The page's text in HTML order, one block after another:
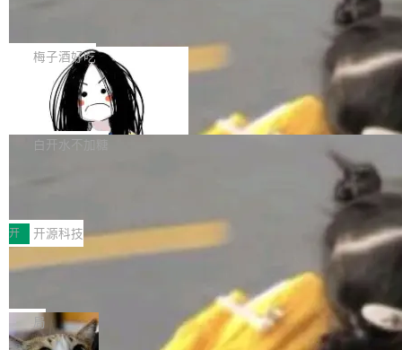
提交的编辑请求也长期处于待处理状态。 Groki
pedia 于去年底上线，定位为由人工智能生成内
容的百科平台，被马斯克视为传统众包百科网站
维基百科的替代方案。Lawfare 调查发现，无论
热门页面还是低关注度页面，均未出现近期更
是这样的：配 MessageSource 的 Bean、写 R
eloadableResourceBundleMessageSource、
声明 LocaleResolver、注册 LocaleChangeInt
erceptor…五六步之后才能看到第一行翻译文
本。 Solon 换了个方式。整个 i18n 模块围绕三
梅子酒好吃
Apache Doris 4.1 全面增强 Iceberg：
支持 UPDATE、MERGE INTO 与 Iceb
erg V3
Apache Doris 4.1 要补齐的，正是缺失的那一
半。在已有查询能力的基础上，Doris 进一步支
常维护操作，并完整支持 Iceberg V3 格式。
白开水不加糖
村国家自主创新示范区会议中心开幕。本届大会
由中关村智联软件服务业质量创新联盟主办，以
“智构可信·质创未来——AI原生时代的质量新范
式”为主题，直面AI从实验室走向规模化产业落地
的核心质量命题。会上，《2026智能研发生产力
工具选型手册》发布，Testin云测的Testin XAge
开 开源科技
让非法状态不可表示：一篇关于 ADT
有一种东西，一旦用过就回不去了。Alex Fedos
eev 管它叫"软件设计的基石"。 他说的东西不新
鲜——代数数据类型（ADT），尤其是和类型
局